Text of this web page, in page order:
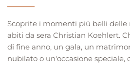
Scoprite i momenti più belli delle
abiti da sera Christian Koehlert.
di fine anno, un gala, un
nubilato o un'occasione speciale,